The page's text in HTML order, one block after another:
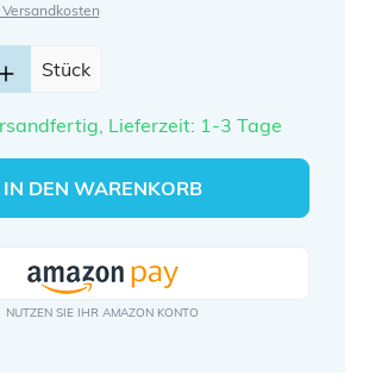
Stück
Lieferzeit: 1-3 Tage
IN DEN WARENKORB